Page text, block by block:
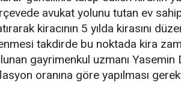
avukat yolunu tutan ev
kiracının 5 yılda kirasını
takdirde bu noktada kira
gayrimenkul uzmanı
oranına göre yapılması